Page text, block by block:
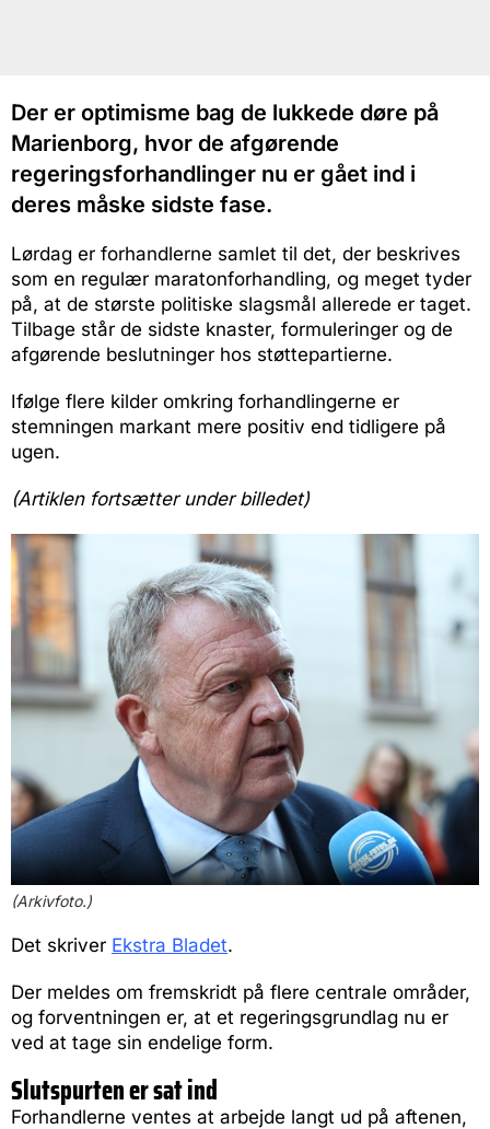
Der er optimisme bag de lukkede døre på
Marienborg, hvor de afgørende
regeringsforhandlinger nu er gået ind i
deres måske sidste fase.
Lørdag er forhandlerne samlet til det, der beskrives
som en regulær maratonforhandling, og meget tyder
på, at de største politiske slagsmål allerede er taget.
Tilbage står de sidste knaster, formuleringer og de
afgørende beslutninger hos støttepartierne.
Ifølge flere kilder omkring forhandlingerne er
stemningen markant mere positiv end tidligere på
ugen.
(Artiklen fortsætter under billedet)
(Arkivfoto.)
Det skriver Ekstra Bladet.
Der meldes om fremskridt på flere centrale områder,
og forventningen er, at et regeringsgrundlag nu er
ved at tage sin endelige form.
Slutspurten er sat ind
Forhandlerne ventes at arbejde langt ud på aftenen,